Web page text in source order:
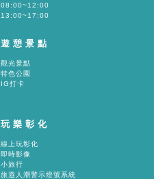
08:00~12:00
13:00~17:00
遊憩景點
觀光景點
特色公園
IG打卡
玩樂彰化
線上玩彰化
即時影像
小旅行
旅遊人潮警示燈號系統